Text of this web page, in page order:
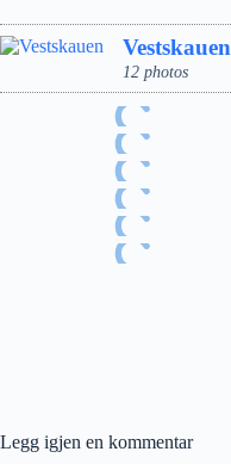
Vestskauen
12 photos
Legg igjen en kommentar